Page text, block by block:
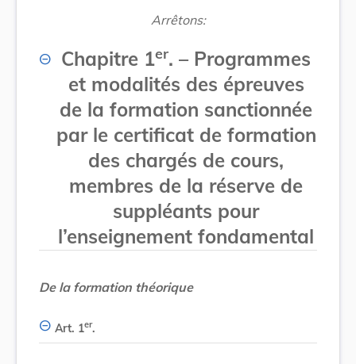
Arrêtons:
Chapitre 1er. – Programmes
et modalités des épreuves
de la formation sanctionnée
par le certificat de formation
des chargés de cours,
membres de la réserve de
suppléants pour
l’enseignement fondamental
De la formation théorique
Art. 1er.